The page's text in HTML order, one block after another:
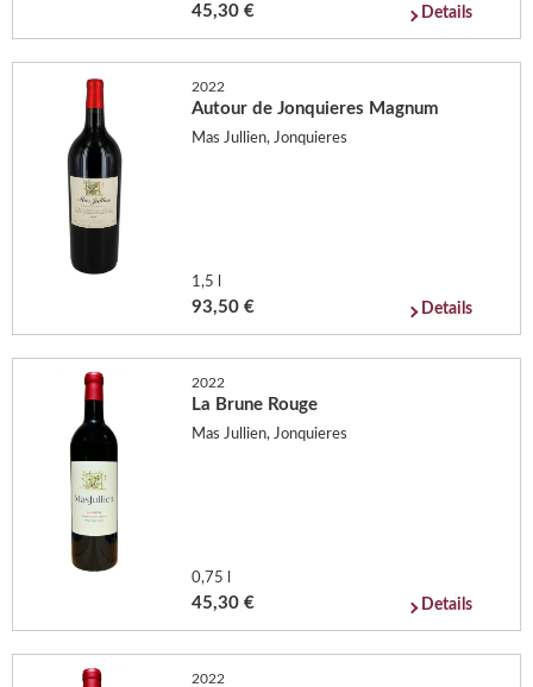
45,30 € Details
2022
Autour de Jonquieres Magnum
Mas Jullien, Jonquieres
1,5 l
93,50 € Details
2022
La Brune Rouge
Mas Jullien, Jonquieres
0,75 l
45,30 € Details
2022